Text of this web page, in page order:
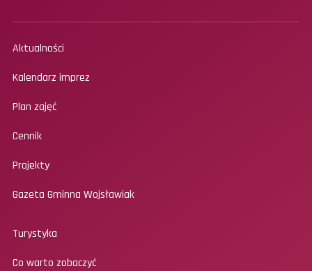
Aktualności
Kalendarz imprez
Plan zajęć
Cennik
Projekty
Gazeta Gminna Wojsławiak
Turystyka
Co warto zobaczyć